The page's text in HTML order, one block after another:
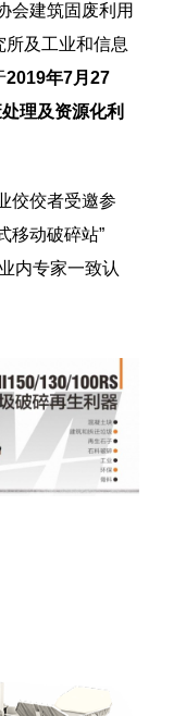
会建筑固废利用
及工业和信息
2019年7月27
理及资源化利
佼佼者受邀参
移动破碎站”
内专家一致认